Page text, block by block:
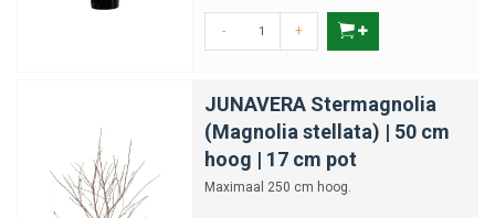
- +
JUNAVERA Stermagnolia
(Magnolia stellata) | 50 cm
hoog | 17 cm pot
Maximaal 250 cm hoog.